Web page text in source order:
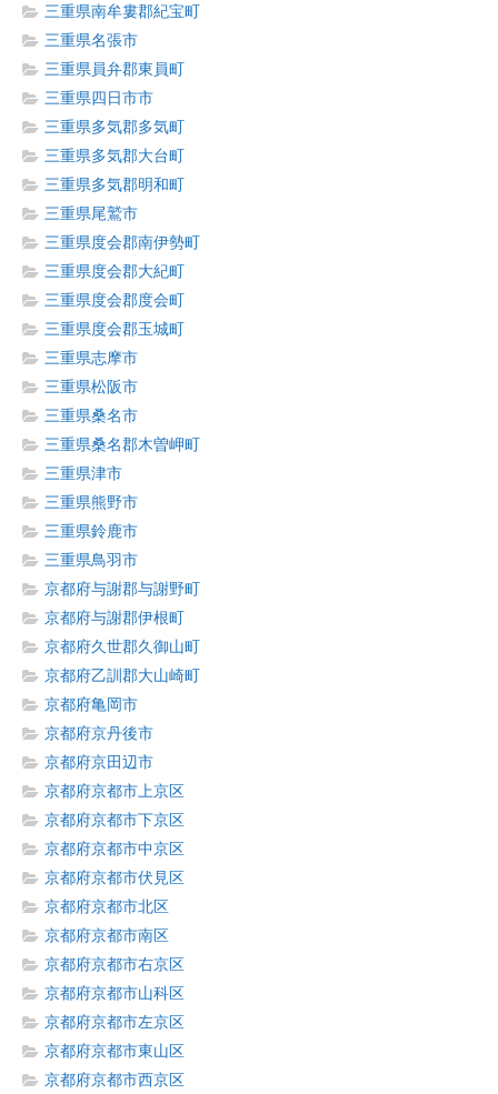
三重県南牟婁郡紀宝町
三重県名張市
三重県員弁郡東員町
三重県四日市市
三重県多気郡多気町
三重県多気郡大台町
三重県多気郡明和町
三重県尾鷲市
三重県度会郡南伊勢町
三重県度会郡大紀町
三重県度会郡度会町
三重県度会郡玉城町
三重県志摩市
三重県松阪市
三重県桑名市
三重県桑名郡木曽岬町
三重県津市
三重県熊野市
三重県鈴鹿市
三重県鳥羽市
京都府与謝郡与謝野町
京都府与謝郡伊根町
京都府久世郡久御山町
京都府乙訓郡大山崎町
京都府亀岡市
京都府京丹後市
京都府京田辺市
京都府京都市上京区
京都府京都市下京区
京都府京都市中京区
京都府京都市伏見区
京都府京都市北区
京都府京都市南区
京都府京都市右京区
京都府京都市山科区
京都府京都市左京区
京都府京都市東山区
京都府京都市西京区